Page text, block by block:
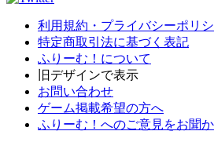
利用規約・プライバシーポリ
特定商取引法に基づく表記
ふりーむ！について
旧デザインで表示
お問い合わせ
ゲーム掲載希望の方へ
ふりーむ！へのご意見をお聞